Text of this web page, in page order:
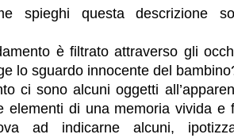
spieghi questa descrizione
è filtrato attraverso gli
lo sguardo innocente del
sono alcuni oggetti
elementi di una memoria vivida e
ad indicarne alcuni,